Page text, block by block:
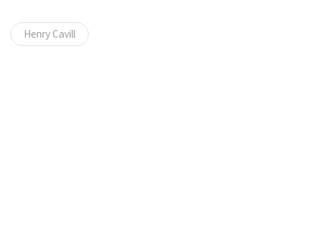
Henry Cavill